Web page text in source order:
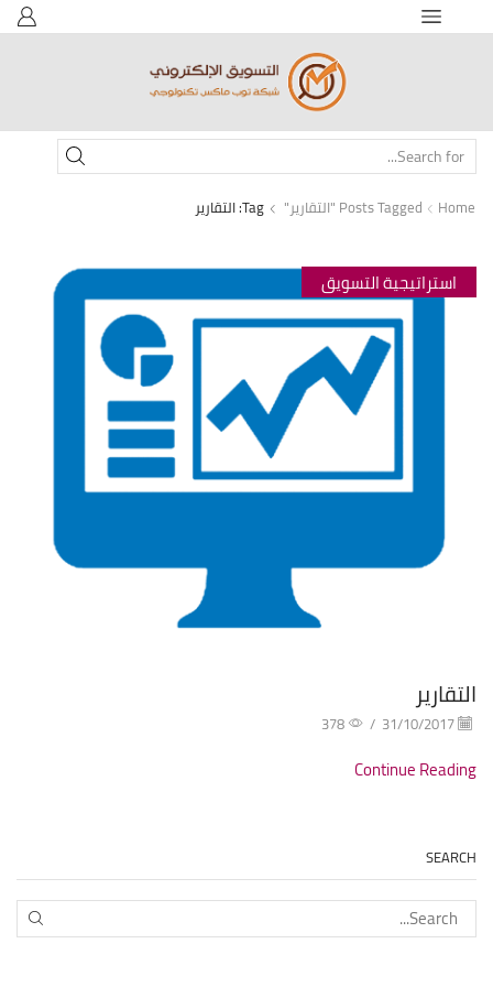
Home Posts Tagged "التقارير" Tag: التقارير
استراتيجية التسويق
التقارير
/
378
Continue Reading
SEARCH